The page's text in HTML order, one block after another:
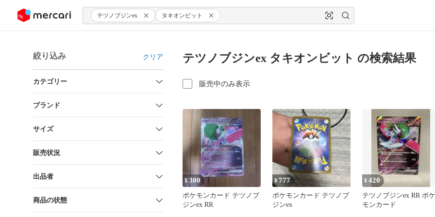
ツにスキップ テツノブジンex タキオンビット
絞り込み クリア
カテゴリー
ブランド
サイズ
販売状況
出品者
商品の状態
テツノブジンex タキオンビット の検索結果
販売中のみ表示
¥300
ポケモンカード テツノブ
ジンex RR
¥777
ポケモンカード テツノブ
ジンex
¥420
テツノブジンex RR ポケ
モンカード